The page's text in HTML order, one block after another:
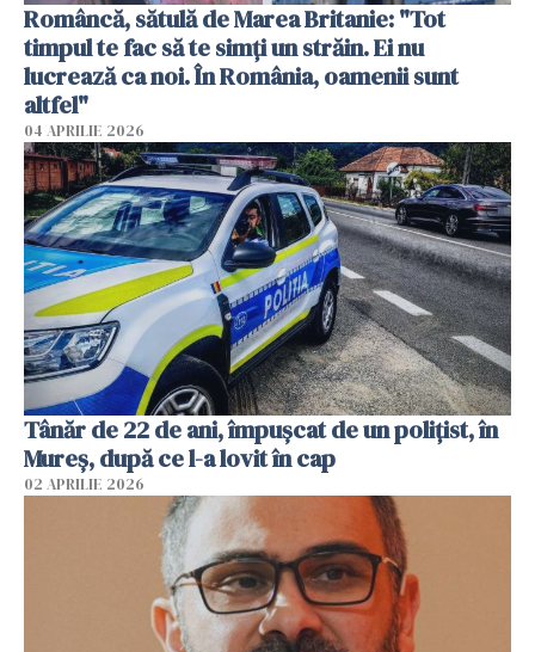
Româncă, sătulă de Marea Britanie: "Tot
timpul te fac să te simți un străin. Ei nu
lucrează ca noi. În România, oamenii sunt
altfel"
04 APRILIE 2026
Tânăr de 22 de ani, împușcat de un polițist, în
Mureș, după ce l-a lovit în cap
02 APRILIE 2026